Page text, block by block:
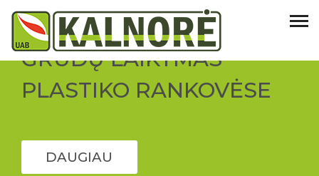
[rev_slider alias=”home-full”][/rev_slider]
GRŪDŲ LAIKYMAS
PLASTIKO RANKOVĖSE
DAUGIAU